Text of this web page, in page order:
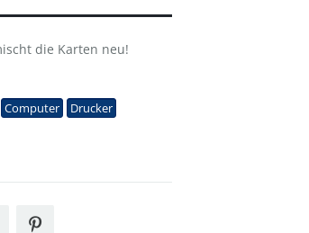
die Karten neu!
Computer Drucker